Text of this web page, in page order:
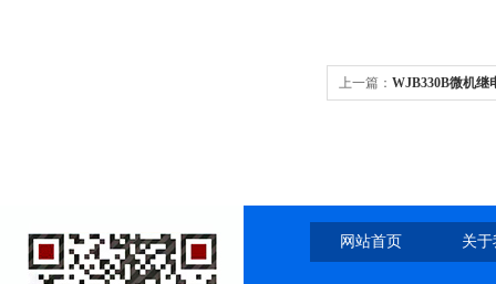
上一篇： WJB330B微机继
网站首页 关